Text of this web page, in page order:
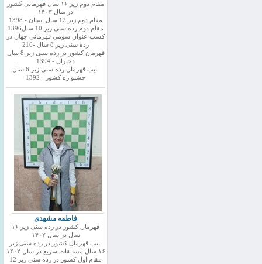
مقام دوم زیر ۱۶ سال قهرمانی کشور
در سال ۱۴۰۳
مقام دوم زیر 12 سال استان - 1398
مقام دوم رده سنی زیر 10 سال1396
کسب عنوان سومی قهرمانی جهان در
رده سنی زیر 8 سال -216
قهرمان کشور در رده سنی زیر 8 سال
دختران - 1394
نایب قهرمان رده سنی زیر 6 سال
جشنواره کشور - 1392
فاطمه مشهدی
قهرمان کشور در رده سنی زیر ۱۶
سال در سال ۱۴۰۲
نایب قهرمان کشور در رده سنی زیر
۱۶ سال مسابقات سریع در سال ۱۴۰۲
مقام اول کشور در رده سنی زیر 12